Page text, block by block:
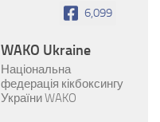
6,099
WAKO Ukraine
Національна
федерація кікбоксингу
України WAKO